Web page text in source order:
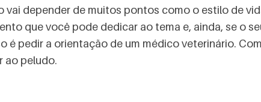
vai depender de muitos pontos como o estilo de
que você pode dedicar ao tema e, ainda, se o
é pedir a orientação de um médico veterinário.
ao peludo.